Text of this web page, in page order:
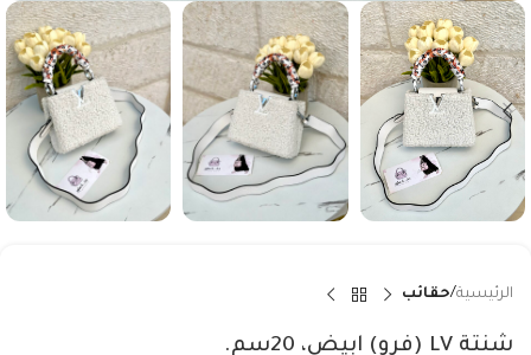
الرئيسية حقائب
شنتة LV (فرو) ابيض، 20سم.